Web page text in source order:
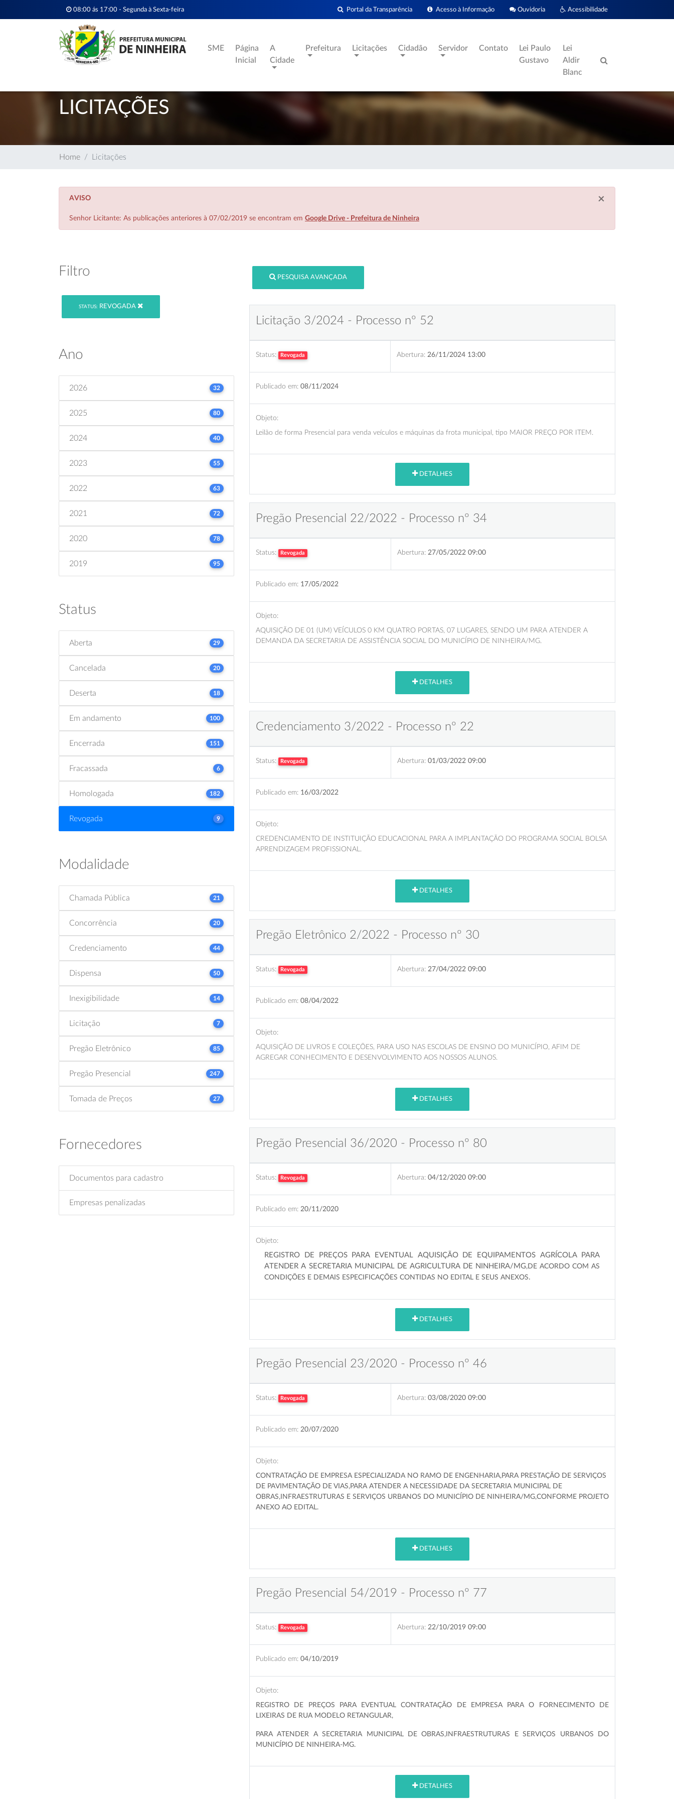
08:00 ás 17:00 - Segunda à Sexta-feira Acessibilidade
Ouvidoria
Acesso à Informação
Portal da Transparência
SME
Página
Inicial
A
Cidade
Prefeitura Licitações Cidadão Servidor Contato
Lei Paulo
Gustavo
Lei
Aldir
Blanc
LICITAÇÕES
Home Licitações
×
AVISO
Senhor Licitante: As publicações anteriores à 07/02/2019 se encontram em Google Drive - Prefeitura de Ninheira
Filtro
STATUS: REVOGADA
Ano
2026 32
2025 80
2024 40
2023 55
2022 63
2021 72
2020 78
2019 95
Status
Aberta 29
Cancelada 20
Deserta 18
Em andamento 100
Encerrada 151
Fracassada 6
Homologada 182
Revogada 9
Modalidade
Chamada Pública 21
Concorrência 20
Credenciamento 44
Dispensa 50
Inexigibilidade 14
Licitação 7
Pregão Eletrônico 85
Pregão Presencial 247
Tomada de Preços 27
Fornecedores
Documentos para cadastro
Empresas penalizadas
PESQUISA AVANÇADA
Licitação 3/2024 - Processo nº 52
Status: Revogada Abertura: 26/11/2024 13:00
Publicado em: 08/11/2024
Objeto:
Leilão de forma Presencial para venda veículos e máquinas da frota municipal, tipo MAIOR PREÇO POR ITEM.
DETALHES
Pregão Presencial 22/2022 - Processo nº 34
Status: Revogada Abertura: 27/05/2022 09:00
Publicado em: 17/05/2022
Objeto:
AQUISIÇÃO DE 01 (UM) VEÍCULOS 0 KM QUATRO PORTAS, 07 LUGARES, SENDO UM PARA ATENDER A
DEMANDA DA SECRETARIA DE ASSISTÊNCIA SOCIAL DO MUNICÍPIO DE NINHEIRA/MG.
DETALHES
Credenciamento 3/2022 - Processo nº 22
Status: Revogada Abertura: 01/03/2022 09:00
Publicado em: 16/03/2022
Objeto:
CREDENCIAMENTO DE INSTITUIÇÃO EDUCACIONAL PARA A IMPLANTAÇÃO DO PROGRAMA SOCIAL BOLSA
APRENDIZAGEM PROFISSIONAL.
DETALHES
Pregão Eletrônico 2/2022 - Processo nº 30
Status: Revogada Abertura: 27/04/2022 09:00
Publicado em: 08/04/2022
Objeto:
AQUISIÇÃO DE LIVROS E COLEÇÕES, PARA USO NAS ESCOLAS DE ENSINO DO MUNICÍPIO, AFIM DE
AGREGAR CONHECIMENTO E DESENVOLVIMENTO AOS NOSSOS ALUNOS.
DETALHES
Pregão Presencial 36/2020 - Processo nº 80
Status: Revogada Abertura: 04/12/2020 09:00
Publicado em: 20/11/2020
Objeto:
REGISTRO DE PREÇOS PARA EVENTUAL AQUISIÇÃO DE EQUIPAMENTOS AGRÍCOLA PARA
ATENDER A SECRETARIA MUNICIPAL DE AGRICULTURA DE NINHEIRA/MG,DE ACORDO COM AS
CONDIÇÕES E DEMAIS ESPECIFICAÇÕES CONTIDAS NO EDITAL E SEUS ANEXOS.
DETALHES
Pregão Presencial 23/2020 - Processo nº 46
Status: Revogada Abertura: 03/08/2020 09:00
Publicado em: 20/07/2020
Objeto:
CONTRATAÇÃO DE EMPRESA ESPECIALIZADA NO RAMO DE ENGENHARIA,PARA PRESTAÇÃO DE SERVIÇOS
DE PAVIMENTAÇÃO DE VIAS,PARA ATENDER A NECESSIDADE DA SECRETARIA MUNICIPAL DE
OBRAS,INFRAESTRUTURAS E SERVIÇOS URBANOS DO MUNICÍPIO DE NINHEIRA/MG,CONFORME PROJETO
ANEXO AO EDITAL .
DETALHES
Pregão Presencial 54/2019 - Processo nº 77
Status: Revogada Abertura: 22/10/2019 09:00
Publicado em: 04/10/2019
Objeto:
REGISTRO DE PREÇOS PARA EVENTUAL CONTRATAÇÃO DE EMPRESA PARAO FORNECIMENTO DE
LIXEIRAS DE RUA MODELO RETANGULAR,
PARA ATENDER A SECRETARIA MUNICIPAL DE OBRAS,INFRAESTRUTURAS E SERVIÇOS URBANOS DO
MUNICÍPIO DE NINHEIRA-MG.
DETALHES